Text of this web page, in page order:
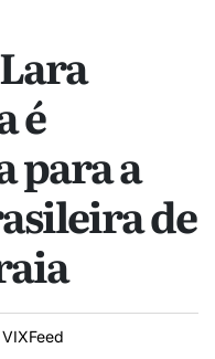
é
para a
de